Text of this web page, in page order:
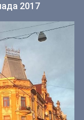
2017